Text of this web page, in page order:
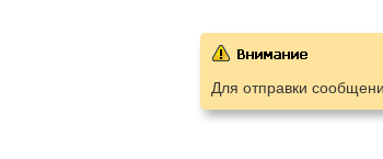
Для отправки